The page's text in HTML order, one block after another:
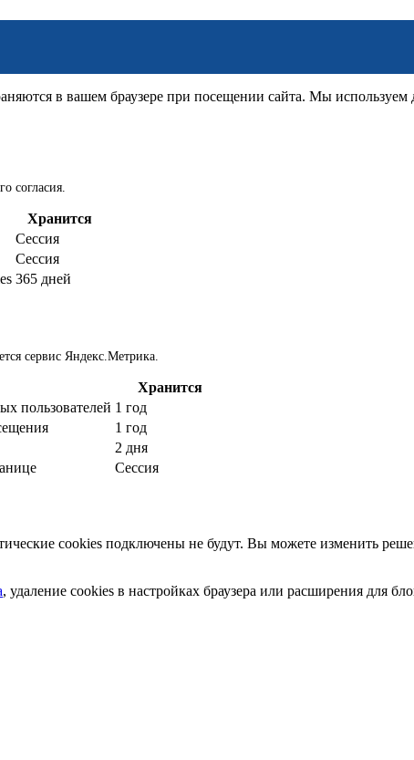
в вашем браузере при посещении сайта. Мы используем
согласия.
Хранится
Сессия
Сессия
365 дней
сервис Яндекс.Метрика.
Хранится
пользователей 1 год
1 год
2 дня
Сессия
cookies подключены не будут. Вы можете изменить
, удаление cookies в настройках браузера или расширения для